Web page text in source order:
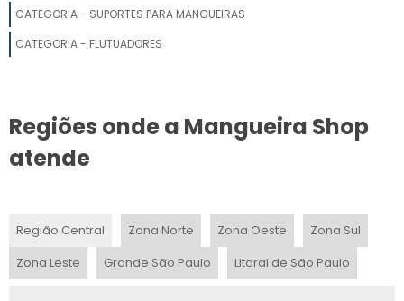
SUPORTE PARA MANGUEIRA DE JARDIM DECORADO
COMPRAR SUPORTE DE MANGUEIRA
ENROLADOR DE MANGUEIRA 50 METROS
CATEGORIA - SUPORTES PARA MANGUEIRAS
CATEGORIA - FLUTUADORES
Regiões onde a Mangueira Shop
atende
Região Central Zona Norte Zona Oeste
Zona Sul
Zona Leste
Grande São Paulo Litoral de São Paulo